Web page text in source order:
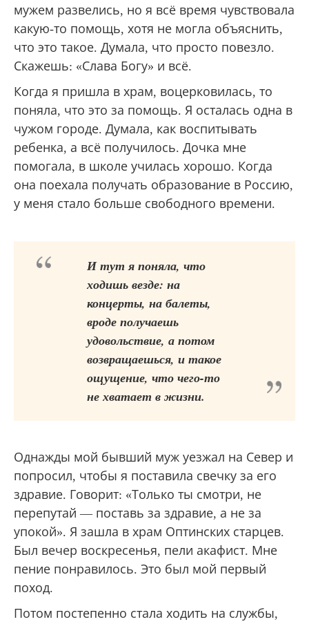
мужем развелись, но я всё время чувствовала
какую-то помощь, хотя не могла объяснить,
что это такое. Думала, что просто повезло.
Скажешь: «Слава Богу» и всё.
Когда я пришла в храм, воцерковилась, то
поняла, что это за помощь. Я осталась одна в
чужом городе. Думала, как воспитывать
ребенка, а всё получилось. Дочка мне
помогала, в школе училась хорошо. Когда
она поехала получать образование в Россию,
у меня стало больше свободного времени.
И тут я поняла, что
ходишь везде: на
концерты, на балеты,
вроде получаешь
удовольствие, а потом
возвращаешься, и такое
ощущение, что чего-то
не хватает в жизни.
Однажды мой бывший муж уезжал на Север и
попросил, чтобы я поставила свечку за его
здравие. Говорит: «Только ты смотри, не
перепутай — поставь за здравие, а не за
упокой». Я зашла в храм Оптинских старцев.
Был вечер воскресенья, пели акафист. Мне
пение понравилось. Это был мой первый
поход.
Потом постепенно стала ходить на службы,